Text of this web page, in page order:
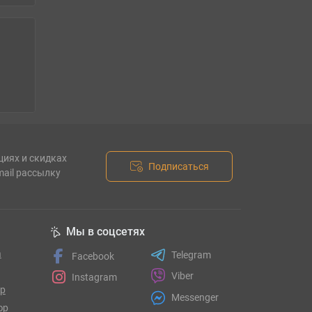
и скидках
рассылку
Подписаться
Мы в соцсетях
Facebook
Instagram
Telegram
Viber
Messenger